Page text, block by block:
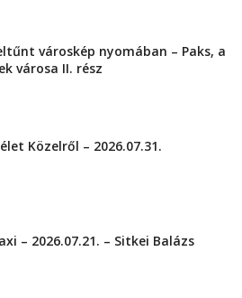
városkép nyomában – Paks, a
városa II. rész
Közelről – 2026.07.31.
– 2026.07.21. – Sitkei Balázs